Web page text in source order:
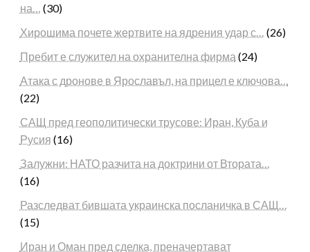
на… (30)
Хирошима почете жертвите на ядрения удар с… (26)
Пребит е служител на охранителна фирма (24)
Атака с дронове в Ярославъл, на прицел е ключова…
(22)
САЩ пред геополитически трусове: Иран, Куба и
Русия (16)
Залужни: НАТО разчита на доктрини от Втората…
(16)
Разследват бившата украинска посланичка в САЩ…
(15)
Иран и Оман пред сделка, преначертават